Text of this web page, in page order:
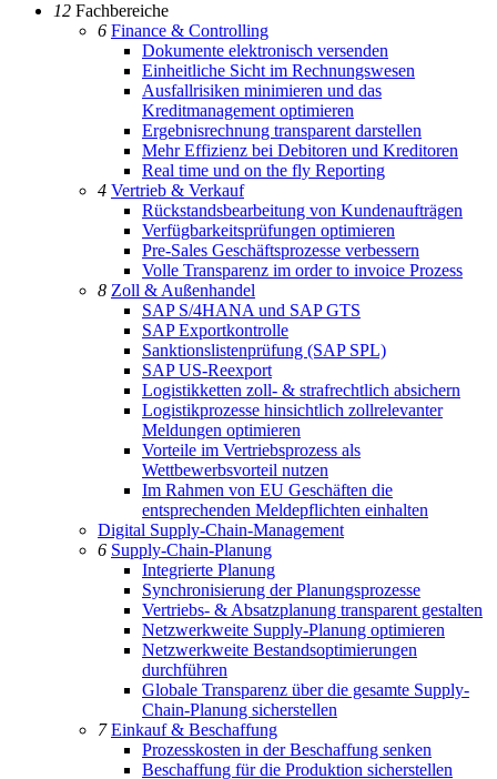
12 Fachbereiche
6 Finance & Controlling
Dokumente elektronisch versenden
Einheitliche Sicht im Rechnungswesen
Ausfallrisiken minimieren und das
Kreditmanagement optimieren
Ergebnisrechnung transparent darstellen
Mehr Effizienz bei Debitoren und Kreditoren
Real time und on the fly Reporting
4 Vertrieb & Verkauf
Rückstandsbearbeitung von Kundenaufträgen
Verfügbarkeitsprüfungen optimieren
Pre-Sales Geschäftsprozesse verbessern
Volle Transparenz im order to invoice Prozess
8 Zoll & Außenhandel
SAP S/4HANA und SAP GTS
SAP Exportkontrolle
Sanktionslistenprüfung (SAP SPL)
SAP US-Reexport
Logistikketten zoll- & strafrechtlich absichern
Logistikprozesse hinsichtlich zollrelevanter
Meldungen optimieren
Vorteile im Vertriebsprozess als
Wettbewerbsvorteil nutzen
Im Rahmen von EU Geschäften die
entsprechenden Meldepflichten einhalten
Digital Supply-Chain-Management
6 Supply-Chain-Planung
Integrierte Planung
Synchronisierung der Planungsprozesse
Vertriebs- & Absatzplanung transparent gestalten
Netzwerkweite Supply-Planung optimieren
Netzwerkweite Bestandsoptimierungen
durchführen
Globale Transparenz über die gesamte Supply-
Chain-Planung sicherstellen
7Einkauf & Beschaffung
Prozesskosten in der Beschaffung senken
Beschaffung für die Produktion sicherstellen